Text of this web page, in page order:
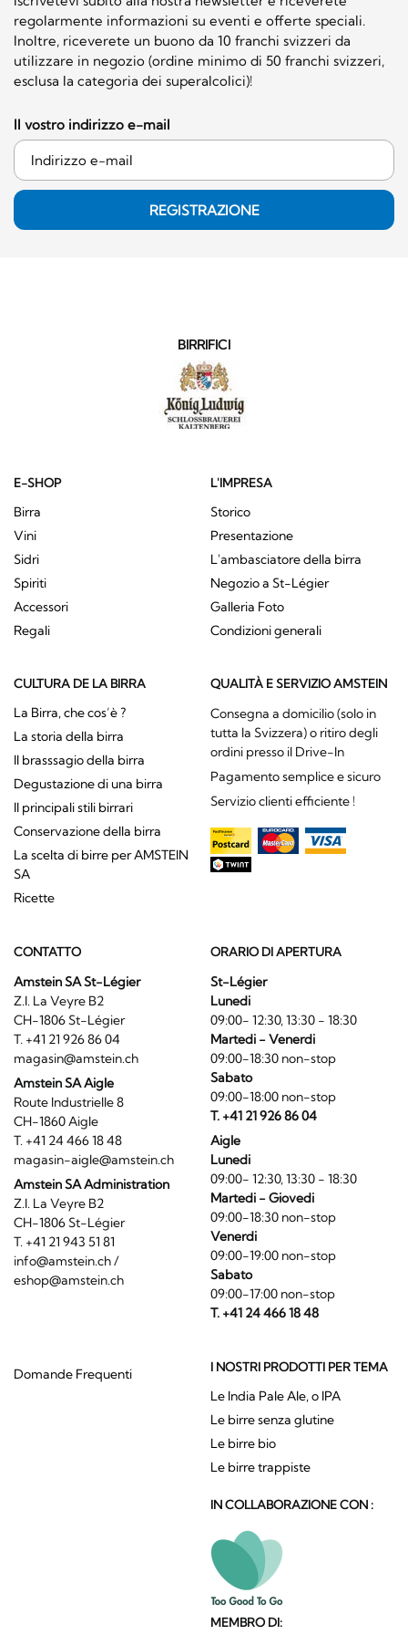
regolarmente informazioni su eventi e offerte speciali.
Inoltre, riceverete un buono da 10 franchi svizzeri da
utilizzare in negozio (ordine minimo di 50 franchi svizzeri,
esclusa la categoria dei superalcolici)!
Il vostro indirizzo e-mail
REGISTRAZIONE
BIRRIFICI
E-SHOP
Birra
Vini
Sidri
Spiriti
Accessori
Regali
L'IMPRESA
Storico
Presentazione
L'ambasciatore della birra
Negozio a St-Légier
Galleria Foto
Condizioni generali
CULTURA DE LA BIRRA
La Birra, che cos’è ?
La storia della birra
Il brasssagio della birra
Degustazione di una birra
Il principali stili birrari
Conservazione della birra
La scelta di birre per AMSTEIN
SA
Ricette
QUALITÀ E SERVIZIO AMSTEIN
Consegna a domicilio (solo in
tutta la Svizzera) o ritiro degli
ordini presso il Drive-In
Pagamento semplice e sicuro
Servizio clienti efficiente !
CONTATTO
Amstein SA St-Légier
Z.I. La Veyre B2
CH-1806 St-Légier
T. +41 21 926 86 04
magasin@amstein.ch
Amstein SA Aigle
Route Industrielle 8
CH-1860 Aigle
T. +41 24 466 18 48
magasin-aigle@amstein.ch
Amstein SA Administration
Z.I. La Veyre B2
CH-1806 St-Légier
T. +41 21 943 51 81
info@amstein.ch/
eshop@amstein.ch
ORARIO DI APERTURA
St-Légier
Lunedi
09:00- 12:30, 13:30 - 18:30
Martedi - Venerdi
09:00-18:30 non-stop
Sabato
09:00-18:00 non-stop
T. +41 21 926 86 04
Aigle
Lunedi
09:00- 12:30, 13:30 - 18:30
Martedi - Giovedi
09:00-18:30 non-stop
Venerdi
09:00-19:00 non-stop
Sabato
09:00-17:00 non-stop
T. +41 24 466 18 48
Domande Frequenti I NOSTRI PRODOTTI PER TEMA
Le India Pale Ale, o IPA
Le birre senza glutine
Le birre bio
Le birre trappiste
IN COLLABORAZIONE CON :
MEMBRO DI: